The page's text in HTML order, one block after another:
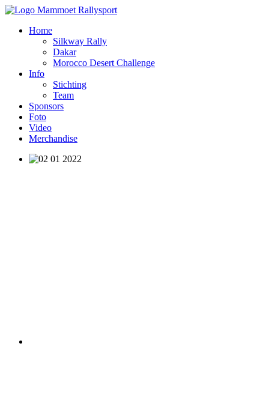
Home
Silkway Rally
Dakar
Morocco Desert Challenge
Info
Stichting
Team
Sponsors
Foto
Video
Merchandise